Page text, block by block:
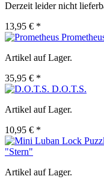
Derzeit leider nicht
13,95 € *
Artikel auf Lager.
35,95 € *
D.O.T.S.
Artikel auf Lager.
10,95 € *
"Stern"
Artikel auf Lager.